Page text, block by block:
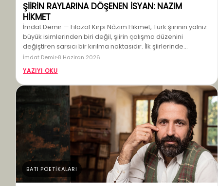
ŞİİRİN RAYLARINA DÖŞENEN İSYAN: NAZIM
HİKMET
İmdat Demir — Filozof Kirpi Nâzım Hikmet, Türk şiirinin yalnız
büyük isimlerinden biri değil, şiirin çalışma düzenini
değiştiren sarsıcı bir kırılma noktasıdır. İlk şiirlerinde…
İmdat Demir 8 Haziran 2026
YAZIYI OKU
BATI POETİKALARI